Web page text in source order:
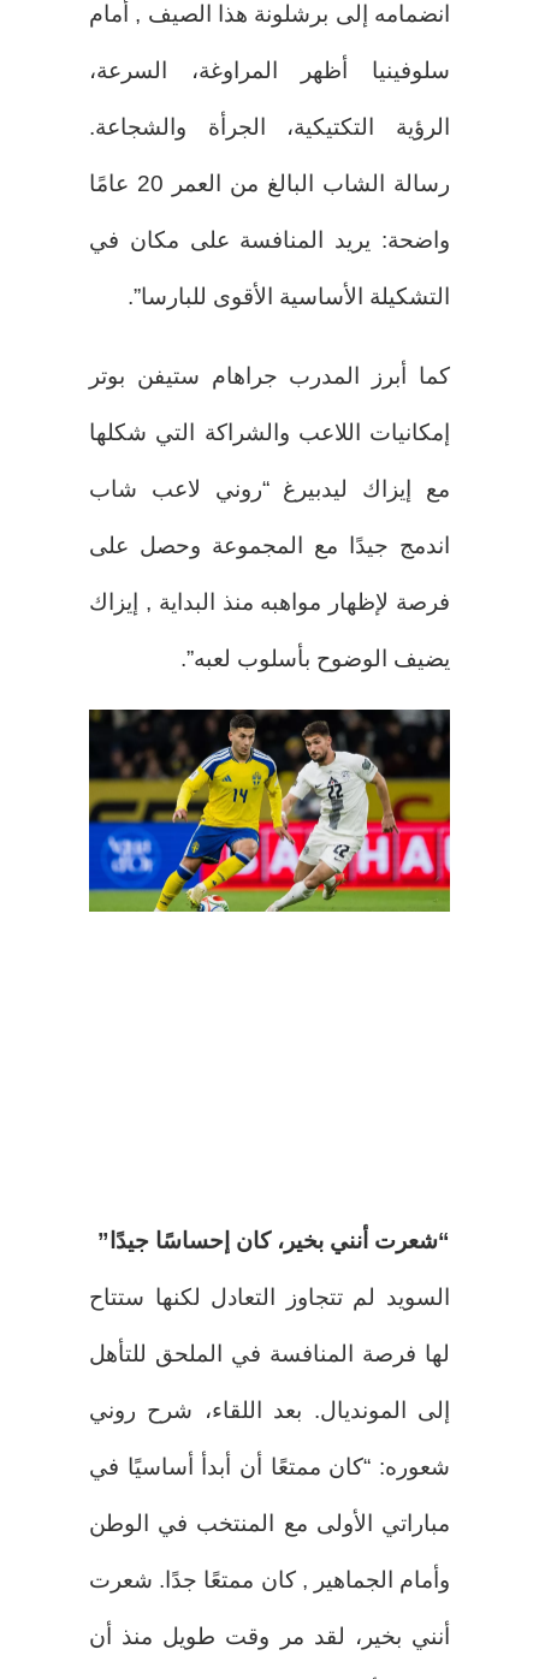
انضمامه إلى برشلونة هذا الصيف , أمام
سلوفينيا أظهر المراوغة، السرعة،
الرؤية التكتيكية، الجرأة والشجاعة.
رسالة الشاب البالغ من العمر 20 عامًا
واضحة: يريد المنافسة على مكان في
التشكيلة الأساسية الأقوى للبارسا”.
كما أبرز المدرب جراهام ستيفن بوتر
إمكانيات اللاعب والشراكة التي شكلها
مع إيزاك ليدبيرغ “روني لاعب شاب
اندمج جيدًا مع المجموعة وحصل على
فرصة لإظهار مواهبه منذ البداية , إيزاك
يضيف الوضوح بأسلوب لعبه”.
“شعرت أنني بخير، كان إحساسًا جيدًا”
السويد لم تتجاوز التعادل لكنها ستتاح
لها فرصة المنافسة في الملحق للتأهل
إلى المونديال. بعد اللقاء، شرح روني
شعوره: “كان ممتعًا أن أبدأ أساسيًا في
مباراتي الأولى مع المنتخب في الوطن
وأمام الجماهير , كان ممتعًا جدًا. شعرت
أنني بخير، لقد مر وقت طويل منذ أن